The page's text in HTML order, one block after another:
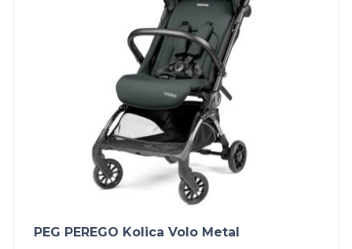
PEG PEREGO Kolica Volo Metal